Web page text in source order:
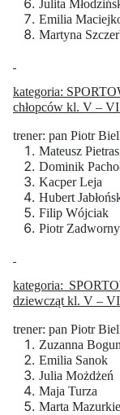
Julita
Emilia
Martyna
kategoria:
chłopców kl. V –
trener: pan Piotr
Mateusz
Dominik
Kacper Leja
Hubert
Filip Wójciak
Piotr Zadworny
kategoria:
dziewcząt kl. V –
trener: pan Piotr
Zuzanna
Emilia Sanok
Julia Możdżeń
Maja Turza
Marta